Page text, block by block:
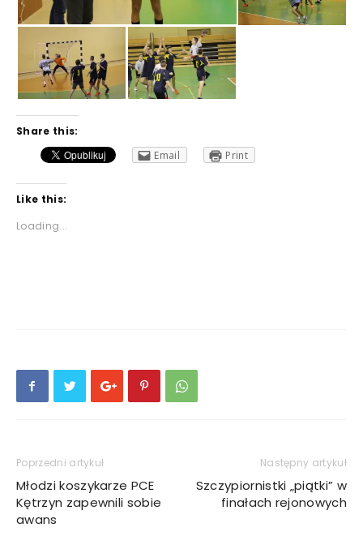
Share this:
Email
Print
Like this:
Loading...
Poprzedni artykuł
Młodzi koszykarze PCE
Kętrzyn zapewnili sobie
awans
Następny artykuł
Szczypiornistki „piątki” w
finałach rejonowych